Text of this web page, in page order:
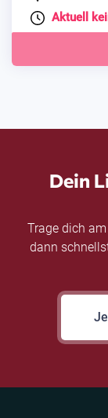
Aktuell
Dein
Trage dich
dann